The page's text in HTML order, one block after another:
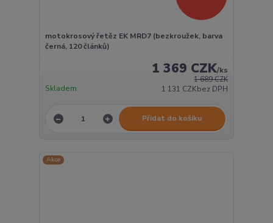
motokrosový řetěz EK MRD7 (bezkroužek, barva
černá, 120 článků)
1 689 CZK
1 369 CZK/ks
1 131 CZKbez DPH
Skladem
Přidat do košíku
Akce